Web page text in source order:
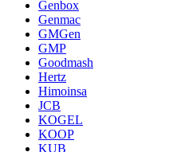
Genbox
Genmac
GMGen
GMP
Goodmash
Hertz
Himoinsa
JCB
KOGEL
KOOP
KUB